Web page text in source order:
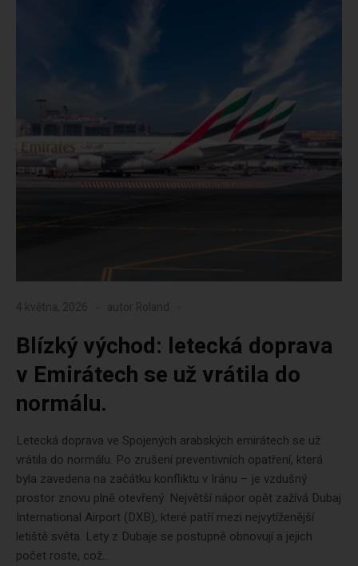
4 května, 2026 autor Roland
Blízký východ: letecká doprava
v Emirátech se už vrátila do
normálu.
Letecká doprava ve Spojených arabských emirátech se už
vrátila do normálu. Po zrušení preventivních opatření, která
byla zavedena na začátku konfliktu v Iránu – je vzdušný
prostor znovu plně otevřený. Největší nápor opět zažívá Dubaj
International Airport (DXB), které patří mezi nejvytíženější
letiště světa. Lety z Dubaje se postupně obnovují a jejich
počet roste, což...